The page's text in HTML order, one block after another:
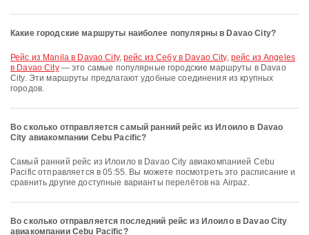
Какие городские маршруты наиболее популярны в Davao City?
рейс из Manila в Davao City,рейс из Себу в Davao City, рейс из Angeles
в Davao City— это самые популярные городские маршруты в Davao
City. Эти маршруты предлагают удобные соединения из крупных
городов.
Во сколько отправляется самый ранний рейс из Илоило в Davao
City авиакомпании Cebu Pacific?
Самый ранний рейс из Илоило в Davao City авиакомпанией Cebu
Pacific отправляется в 05:55. Вы можете посмотреть это расписание и
сравнить другие доступные варианты перелётов на Airpaz.
Во сколько отправляется последний рейс из Илоило в Davao City
авиакомпании Cebu Pacific?